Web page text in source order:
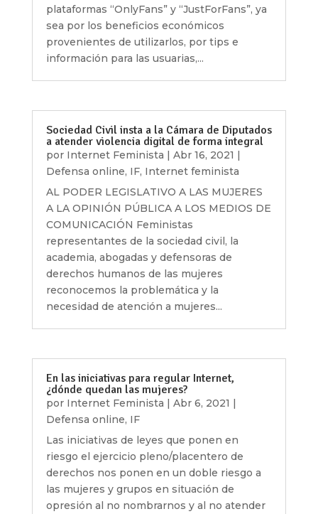
plataformas “OnlyFans” y “JustForFans”, ya
sea por los beneficios económicos
provenientes de utilizarlos, por tips e
información para las usuarias,...
Sociedad Civil insta a la Cámara de Diputados
a atender violencia digital de forma integral
por Internet Feminista | Abr 16, 2021 |
Defensa online, IF, Internet feminista
AL PODER LEGISLATIVO A LAS MUJERES
A LA OPINIÓN PÚBLICA A LOS MEDIOS DE
COMUNICACIÓN Feministas
representantes de la sociedad civil, la
academia, abogadas y defensoras de
derechos humanos de las mujeres
reconocemos la problemática y la
necesidad de atención a mujeres...
En las iniciativas para regular Internet,
¿dónde quedan las mujeres?
por Internet Feminista | Abr 6, 2021 |
Defensa online, IF
Las iniciativas de leyes que ponen en
riesgo el ejercicio pleno/placentero de
derechos nos ponen en un doble riesgo a
las mujeres y grupos en situación de
opresión al no nombrarnos y al no atender